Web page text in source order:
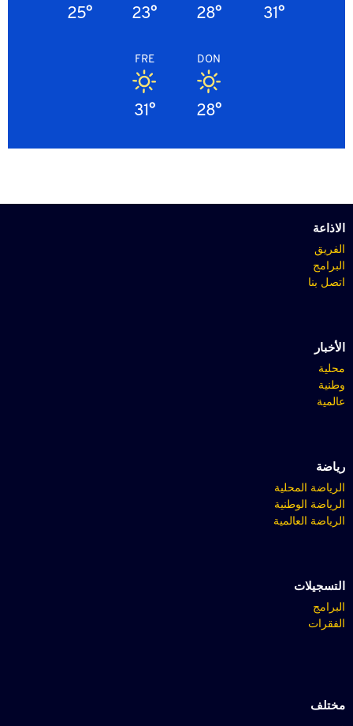
31°
28°
23°
25°
DON
28°
FRE
31°
الاذاعة
الفريق
البرامج
اتصل بنا
الأخبار
محلية
وطنية
عالمية
رياضة
الرياضة المحلية
الرياضة الوطنية
الرياضة العالمية
التسجيلات
البرامج
الفقرات
مختلف